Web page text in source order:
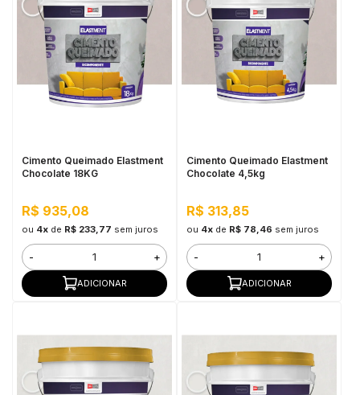
Cimento Queimado Elastment
Chocolate 18KG
R$ 935,08
ou 4xde R$ 233,77 sem juros
- +
ADICIONAR
Cimento Queimado Elastment
Chocolate 4,5kg
R$ 313,85
ou 4xde R$ 78,46 sem juros
- +
ADICIONAR